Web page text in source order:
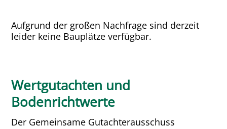
Aufgrund der großen Nachfrage sind derzeit
leider keine Bauplätze verfügbar.
Wertgutachten und
Bodenrichtwerte
Der Gemeinsame Gutachterausschuss